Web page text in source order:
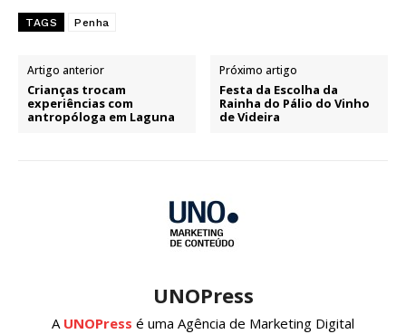
TAGS Penha
Artigo anterior
Crianças trocam
experiências com
antropóloga em Laguna
Próximo artigo
Festa da Escolha da
Rainha do Pálio do Vinho
de Videira
UNOPress
A UNOPress é uma Agência de Marketing Digital